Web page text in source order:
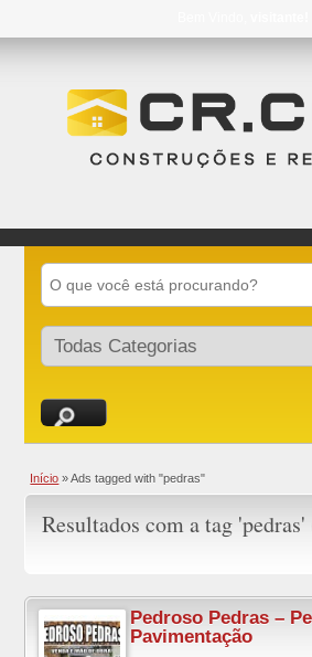
Início » Ads tagged with "pedras"
Resultados com a tag
Pedroso Pedras –
Pavimentação